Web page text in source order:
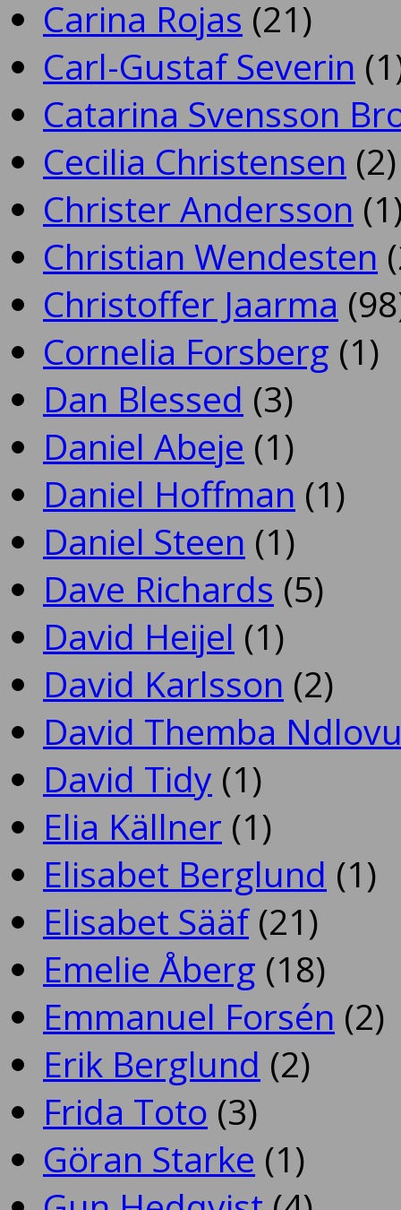
Carina Rojas (21)
Carl-Gustaf Severin
Catarina Svensson
Cecilia Christensen (2)
Christer Andersson
Christian Wendesten
Christoffer Jaarma
Cornelia Forsberg (1)
Dan Blessed (3)
Daniel Abeje (1)
Daniel Hoffman (1)
Daniel Steen (1)
Dave Richards (5)
David Heijel (1)
David Karlsson (2)
David Themba
David Tidy (1)
Elia Källner (1)
Elisabet Berglund (1)
Elisabet Sääf(21)
Emelie Åberg (18)
Emmanuel Forsén (2)
Erik Berglund (2)
Frida Toto (3)
Göran Starke (1)